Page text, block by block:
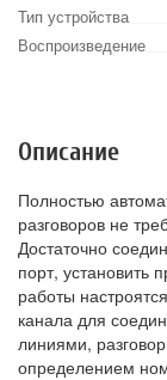
Тип устройства
Воспроизведение
Описание
Полностью
разговоров не
Достаточно
порт, установить
работы
канала для
линиями,
определением